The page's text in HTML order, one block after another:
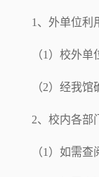
1、外单位利
（1）校外
（2）经我
2、校内各部
（1）如需